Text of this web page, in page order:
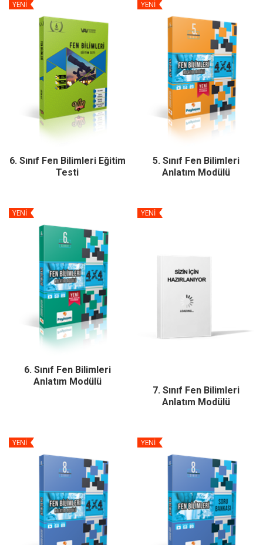
YENİ
6. Sınıf Fen Bilimleri Eğitim
Testi
YENİ
5. Sınıf Fen Bilimleri
Anlatım Modülü
YENİ
6. Sınıf Fen Bilimleri
Anlatım Modülü
YENİ
7. Sınıf Fen Bilimleri
Anlatım Modülü
YENİ YENİ